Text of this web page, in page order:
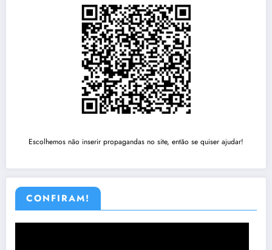
Escolhemos não inserir propagandas no site, então se quiser ajudar!
CONFIRAM!